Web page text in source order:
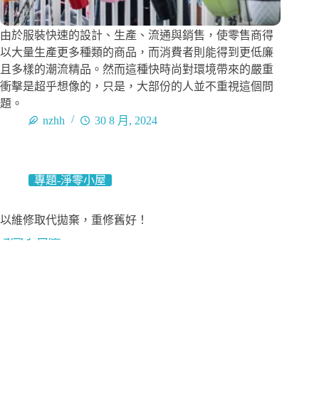
由於服裝快速的設計、生產、流通與銷售，使零售商得
以大量生產更多種類的商品，而消費者則能得到更低廉
且多樣的潮流精品。然而這種快時尚對環境帶來的嚴重
衝擊是超乎想像的，只是，大部份的人並不重視這個問
題。
nzhh
30 8 月, 2024
專題-淨零小屋
以維修取代拋棄，重修舊好！